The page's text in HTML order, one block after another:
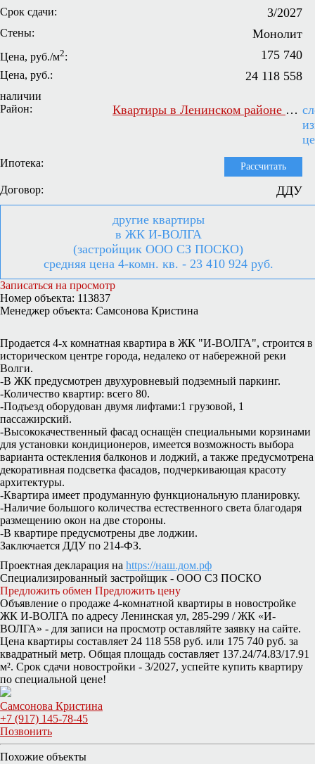
Срок сдачи: 3/2027
Стены: Монолит
Цена, руб./м2: 175 740
Цена, руб.: 24 118 558
наличии
Район:
Квартиры в Ленинском районе Самары
Ипотека: Рассчитать
Договор: ДДУ
другие квартиры
в ЖК И-ВОЛГА
(застройщик ООО СЗ ПОСКО)
средняя цена 4-комн. кв. - 23 410 924 руб.
Записаться на просмотр
Номер объекта: 113837
Менеджер объекта: Самсонова Кристина
Продается 4-х комнатная квартира в ЖК "И-ВОЛГА", строится в
историческом центре города, недалеко от набережной реки
Волги.
-В ЖК предусмотрен двухуровневый подземный паркинг.
-Количество квартир: всего 80.
-Подъезд оборудован двумя лифтами:1 грузовой, 1
пассажирский.
-Высококачественный фасад оснащён специальными корзинами
для установки кондиционеров, имеется возможность выбора
варианта остекления балконов и лоджий, а также предусмотрена
декоративная подсветка фасадов, подчеркивающая красоту
архитектуры.
-Квартира имеет продуманную функциональную планировку.
-Наличие большого количества естественного света благодаря
размещению окон на две стороны.
-В квартире предусмотрены две лоджии.
Заключается ДДУ по 214-ФЗ.
Проектная декларация на https://наш.дом.рф
Специализированный застройщик - ООО СЗ ПОСКО
Предложить обмен Предложить цену
Объявление о продаже 4-комнатной квартиры в новостройке
ЖК И-ВОЛГА по адресу Ленинская ул, 285-299 / ЖК «И-
ВОЛГА» - для записи на просмотр оставляйте заявку на сайте.
Цена квартиры составляет 24 118 558 руб. или 175 740 руб. за
квадратный метр. Общая площадь составляет 137.24/74.83/17.91
м². Срок сдачи новостройки - 3/2027, успейте купить квартиру
по специальной цене!
Самсонова Кристина
+7 (917) 145-78-45
Позвонить
Похожие объекты